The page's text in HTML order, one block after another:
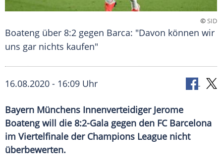
©SID
Boateng über 8:2 gegen Barca: "Davon können wir
uns gar nichts kaufen"
16.08.2020 - 16:09 Uhr
Bayern Münchens Innenverteidiger Jerome
Boateng will die 8:2-Gala gegen den FC Barcelona
im Viertelfinale der Champions League nicht
überbewerten.